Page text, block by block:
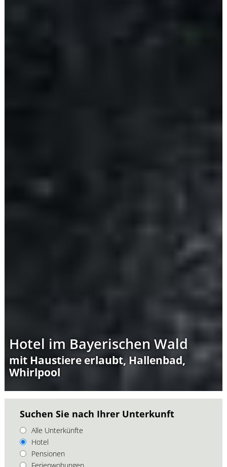
Hotel im Bayerischen Wald
mit Haustiere erlaubt, Hallenbad,
Whirlpool
Suchen Sie nach Ihrer Unterkunft
Alle Unterkünfte
Hotel
Pensionen